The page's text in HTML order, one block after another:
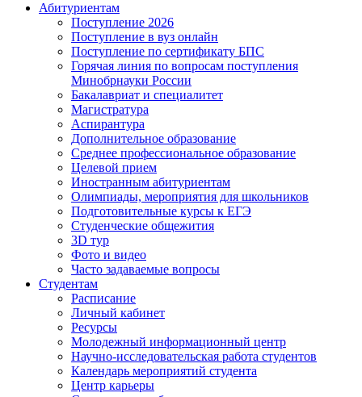
Абитуриентам
Поступление 2026
Поступление в вуз онлайн
Поступление по сертификату БПС
Горячая линия по вопросам поступления
Минобрнауки России
Бакалавриат и специалитет
Магистратура
Аспирантура
Дополнительное образование
Среднее профессиональное образование
Целевой прием
Иностранным абитуриентам
Олимпиады, мероприятия для школьников
Подготовительные курсы к ЕГЭ
Студенческие общежития
3D тур
Фото и видео
Часто задаваемые вопросы
Студентам
Расписание
Личный кабинет
Ресурсы
Молодежный информационный центр
Научно-исследовательская работа студентов
Календарь мероприятий студента
Центр карьеры